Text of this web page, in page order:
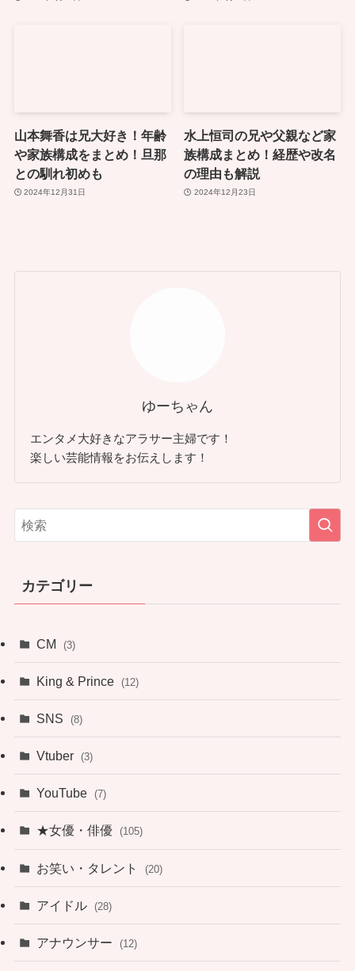
山本舞香は兄大好き！年齢
や家族構成をまとめ！旦那
との馴れ初めも
2024年12月31日
水上恒司の兄や父親など家
族構成まとめ！経歴や改名
の理由も解説
2024年12月23日
ゆーちゃん
エンタメ大好きなアラサー主婦です！
楽しい芸能情報をお伝えします！
カテゴリー
CM (3)
King & Prince (12)
SNS (8)
Vtuber (3)
YouTube (7)
★女優・俳優 (105)
お笑い・タレント (20)
アイドル (28)
アナウンサー (12)